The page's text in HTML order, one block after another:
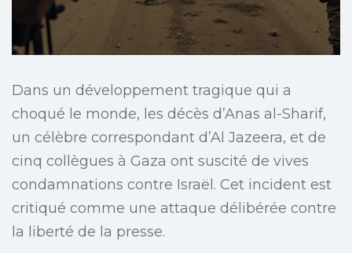
Dans un développement tragique qui a
choqué le monde, les décès d’Anas al-Sharif,
un célèbre correspondant d’Al Jazeera, et de
cinq collègues à Gaza ont suscité de vives
condamnations contre Israël. Cet incident est
critiqué comme une attaque délibérée contre
la liberté de la presse.